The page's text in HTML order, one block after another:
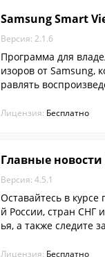
Samsung Smart
Версия: 2.1.6
Программа для
изоров от Samsung,
равлять
аже музыку на экран
Лицензия: Бесплатно
Главные
Версия: 4.5.1
Оставайтесь в курсе
й России, стран СНГ
ья, а также следите
е используя для
Лицензия: Бесплатно